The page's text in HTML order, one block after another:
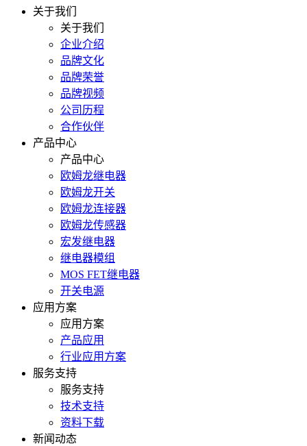
关于我们
关于我们
企业介绍
品牌文化
品牌荣誉
品牌视频
公司历程
合作伙伴
产品中心
产品中心
欧姆龙继电器
欧姆龙开关
欧姆龙连接器
欧姆龙传感器
宏发继电器
继电器模组
MOS FET继电器
开关电源
应用方案
应用方案
产品应用
行业应用方案
服务支持
服务支持
技术支持
资料下载
新闻动态